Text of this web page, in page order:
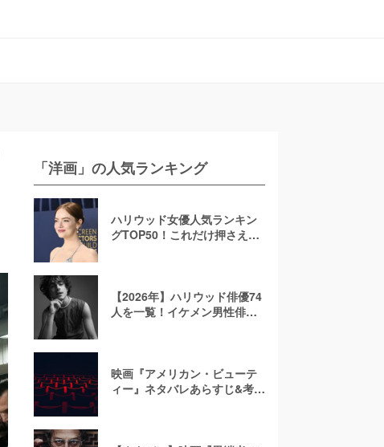
「洋画」の人気ランキング
ハリウッド女優人気ランキン
グTOP50！これだけ押さえれ
【2026年】ハリウッド俳優74
人を一覧！イケメン男性俳優
映画『アメリカン・ビューテ
ィー』ネタバレあらすじ&考